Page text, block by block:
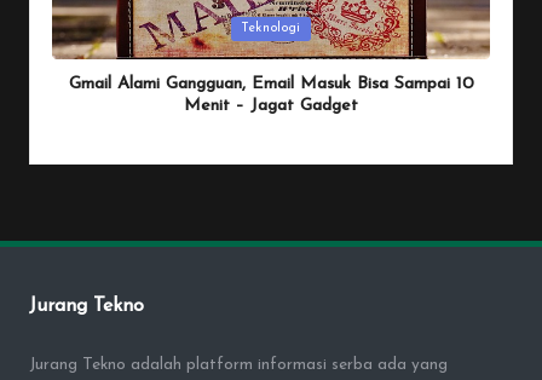
Posted
in
Teknologi
Gmail Alami Gangguan, Email Masuk Bisa Sampai 10
Menit – Jagat Gadget
by
Jurang Tekno
Jurang Tekno adalah platform informasi serba ada yang